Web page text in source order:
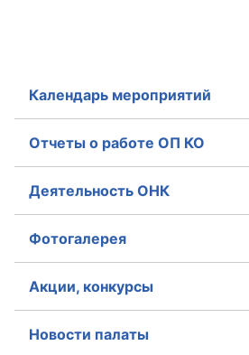
Документы ОП КО
Регламент ОП КО
Кодекс этики ОП КО
Соглашения
Порядок работы ЦОН
Календарь мероприятий
Отчеты о работе ОП КО
Деятельность ОНК
Фотогалерея
Акции, конкурсы
Новости палаты